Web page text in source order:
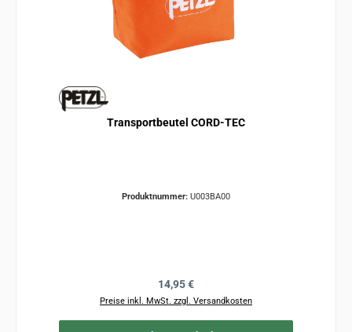
Transportbeutel CORD-TEC
Produktnummer: U003BA00
Regulärer Preis:
14,95 €
Preise inkl. MwSt. zzgl. Versandkosten